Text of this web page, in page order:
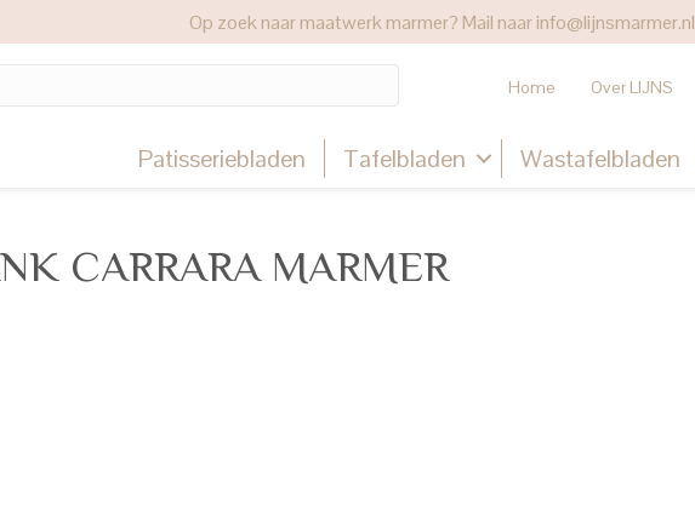
Op zoek naar maatwerk marmer? Mail naarinfo@lijnsmarmer.nl
Home Over LIJNS
Patisseriebladen Tafelbladen Wastafelbladen
CARRARA MARMER